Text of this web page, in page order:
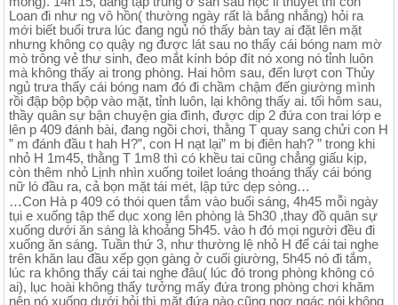
Loan đi như ng vô hồn( thường ngày rất là bắng nhắng) hỏi ra
mới biết buổi trưa lúc đang ngủ nó thấy bàn tay ai đặt lên mặt
nhưng không cọ quậy ng được lát sau no thấy cái bóng nam mờ
mò trông vẻ thư sinh, đeo mắt kính bóp đít nó xong nó tỉnh luôn
mà không thấy ai trong phòng. Hai hôm sau, đến lượt con Thủy
ngủ trưa thấy cái bóng nam đó đi chầm chậm đến giường mình
rồi đập bộp bộp vào mặt, tỉnh luôn, lại không thấy ai. tối hôm sau,
thầy quân sự bận chuyện gia đình, được dịp 2 đứa con trai lớp e
lên p 409 đánh bài, đang ngồi chơi, thằng T quay sang chửi con H
” m đánh đầu t hah H?”, con H nạt lại” m bị điên hah? ” trong khi
nhỏ H 1m45, thằng T 1m8 thì có khều tai cũng chẳng giấu kịp,
còn thêm nhỏ Lịnh nhìn xuống toilet loáng thoáng thấy cái bóng
nữ ló đầu ra, cả bọn mặt tái mét, lập tức dẹp sòng…
…Con Hà p 409 có thói quen tắm vào buổi sáng, 4h45 mỗi ngày
tụi e xuống tập thể dục xong lên phòng là 5h30 ,thay đồ quân sự
xuống dưới ăn sáng là khoảng 5h45. vào h đó mọi người đều đi
xuống ăn sáng. Tuần thứ 3, như thường lệ nhỏ H để cái tai nghe
trên khăn lau đầu xếp gọn gàng ở cuối giường, 5h45 nó đi tắm,
lúc ra không thấy cái tai nghe đâu( lúc đó trong phòng không có
ai), lục hoài không thấy tưởng mấy đứa trong phòng chơi khăm
nên nó xuống dưới hỏi thì mặt đứa nào cũng ngơ ngác nói không